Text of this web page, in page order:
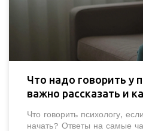
Что надо говорить у
важно рассказать и
Что говорить психологу,
начать? Ответы на самые